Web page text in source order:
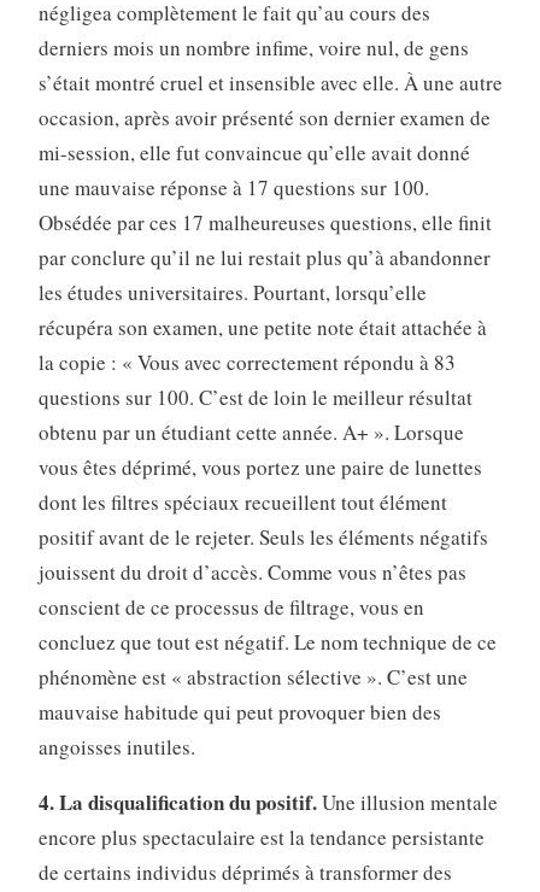
négligea complètement le fait qu’au cours des
derniers mois un nombre infime, voire nul, de gens
s’était montré cruel et insensible avec elle. À une autre
occasion, après avoir présenté son dernier examen de
mi-session, elle fut convaincue qu’elle avait donné
une mauvaise réponse à 17 questions sur 100.
Obsédée par ces 17 malheureuses questions, elle finit
par conclure qu’il ne lui restait plus qu’à abandonner
les études universitaires. Pourtant, lorsqu’elle
récupéra son examen, une petite note était attachée à
la copie : « Vous avec correctement répondu à 83
questions sur 100. C’est de loin le meilleur résultat
obtenu par un étudiant cette année. A+ ». Lorsque
vous êtes déprimé, vous portez une paire de lunettes
dont les filtres spéciaux recueillent tout élément
positif avant de le rejeter. Seuls les éléments négatifs
jouissent du droit d’accès. Comme vous n’êtes pas
conscient de ce processus de filtrage, vous en
concluez que tout est négatif. Le nom technique de ce
phénomène est « abstraction sélective ». C’est une
mauvaise habitude qui peut provoquer bien des
angoisses inutiles.
4. La disqualification du positif.Une illusion mentale
encore plus spectaculaire est la tendance persistante
de certains individus déprimés à transformer des